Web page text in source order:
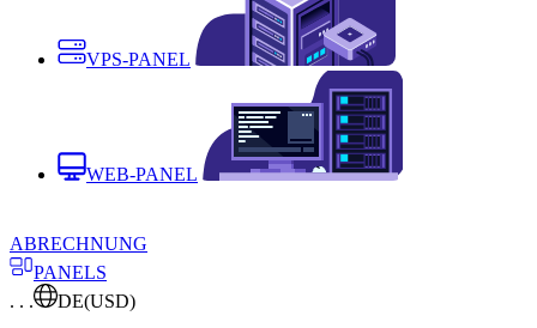
VPS-PANEL
WEB-PANEL
ABRECHNUNG
PANELS
. . .
DE(USD)